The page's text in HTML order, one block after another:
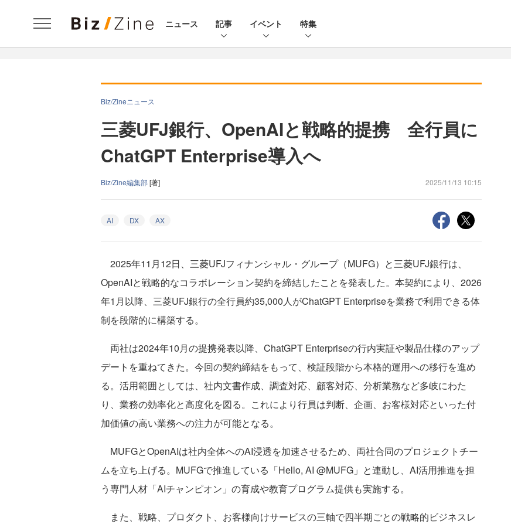
ニュース 記事 イベント 特集
Biz/Zineニュース
三菱UFJ銀行、OpenAIと戦略的提携 全行員に
ChatGPT Enterprise導入へ
Biz/Zine編集部[著] 2025/11/13 10:15
AI DX AX
2025年11月12日、三菱UFJフィナンシャル・グループ（MUFG）と三菱UFJ銀行は、
OpenAIと戦略的なコラボレーション契約を締結したことを発表した。本契約により、2026
年1月以降、三菱UFJ銀行の全行員約35,000人がChatGPT Enterpriseを業務で利用できる体
制を段階的に構築する。
両社は2024年10月の提携発表以降、ChatGPT Enterpriseの行内実証や製品仕様のアップ
デートを重ねてきた。今回の契約締結をもって、検証段階から本格的運用への移行を進め
る。活用範囲としては、社内文書作成、調査対応、顧客対応、分析業務など多岐にわた
り、業務の効率化と高度化を図る。これにより行員は判断、企画、お客様対応といった付
加価値の高い業務への注力が可能となる。
MUFGとOpenAIは社内全体へのAI浸透を加速させるため、両社合同のプロジェクトチー
ムを立ち上げる。MUFGで推進している「Hello, AI @MUFG」と連動し、AI活用推進を担
う専門人材「AIチャンピオン」の育成や教育プログラム提供も実施する。
また、戦略、プロダクト、お客様向けサービスの三軸で四半期ごとの戦略的ビジネスレ